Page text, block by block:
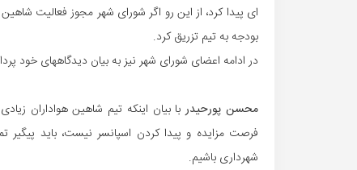
ای پیدا کرد، از این رو اگر شورای شهر مجوز فعالیت
بودجه به تیم تزریق کرد.
در ادامه اعضای شورای شهر نیز به بیان دیدگاههای خود
محسن پورحیدر با بیان اینکه تیم شاهین هواداران
فرصت مزایده و پیدا کردن اسپانسر نیست، باید
شهرداری باشیم.